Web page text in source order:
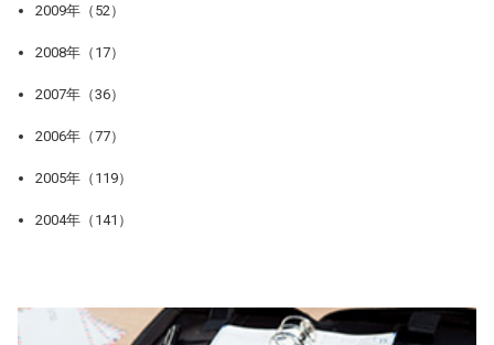
2009年（52）
2008年（17）
2007年（36）
2006年（77）
2005年（119）
2004年（141）